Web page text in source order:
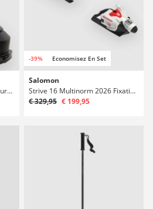
AR ONE 120 MV 2027 Chaussures de ski
-39% Economisez En Set
Salomon
Strive 16 Multinorm 2026 Fixations de ski
€ 329,95 € 199,95